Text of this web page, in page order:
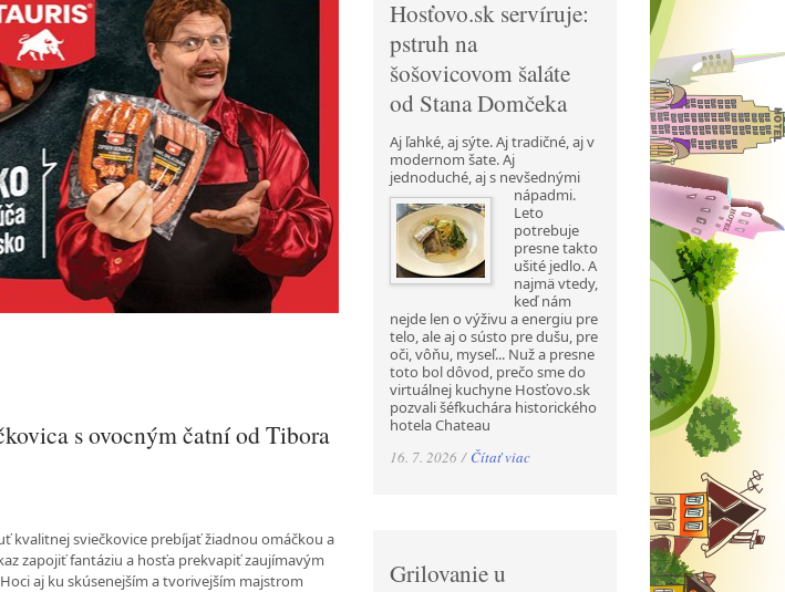
s ovocným čatní od Tibora
kvalitnej sviečkovice prebíjať žiadnou omáčkou a
zapojiť fantáziu a hosťa prekvapiť zaujímavým
aj ku skúsenejším a tvorivejším majstrom
Hosťovo.sk servíruje:
pstruh na
šošovicovom šaláte
od Stana Domčeka
Aj ľahké, aj sýte. Aj tradičné, aj v
modernom šate. Aj
jednoduché, aj s nevšednými
nápadmi.
Leto
potrebuje
presne takto
ušité jedlo. A
najmä vtedy,
keď nám
nejde len o výživu a energiu pre
telo, ale aj o sústo pre dušu, pre
oči, vôňu, myseľ... Nuž a presne
toto bol dôvod, prečo sme do
virtuálnej kuchyne Hosťovo.sk
pozvali šéfkuchára historického
hotela Chateau
16. 7. 2026 / Čítať viac
Grilovanie u